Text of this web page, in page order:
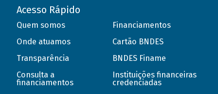
Acesso Rápido
Quem somos
Onde atuamos
Transparência
Consulta a
financiamentos
Financiamentos
Cartão BNDES
BNDES Finame
Instituições financeiras
credenciadas